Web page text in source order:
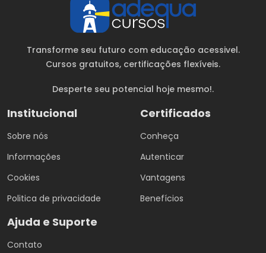
Transforme seu futuro com educação acessivel.
Cursos gratuitos, certificações flexíveis.
Desperte seu potencial hoje mesmo!.
Institucional
Sobre nós
Informações
Cookies
Politica de privacidade
Certificados
Conheça
Autenticar
Vantagens
Benefícios
Ajuda e Suporte
Contato